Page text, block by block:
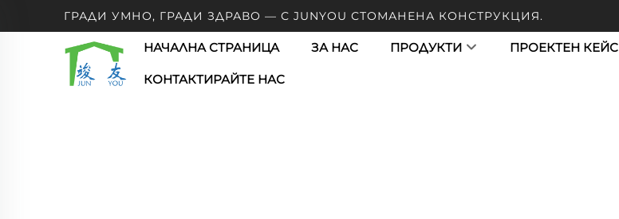
ГРАДИ УМНО, ГРАДИ ЗДРАВО — С JUNYOU СТОМАНЕНА КОНСТРУКЦИЯ.
НАЧАЛНА СТРАНИЦА ЗА НАС ПРОДУКТИ ПРОЕКТЕН КЕЙС
КОНТАКТИРАЙТЕ НАС